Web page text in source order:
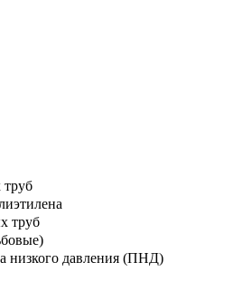
труб
низкого давления (ПНД)